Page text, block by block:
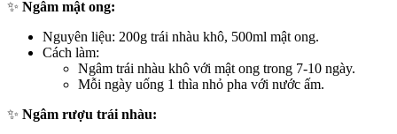
✨ Ngâm mật ong:
Nguyên liệu: 200g trái nhàu khô, 500ml mật ong.
Cách làm:
Ngâm trái nhàu khô với mật ong trong 7-10 ngày.
Mỗi ngày uống 1 thìa nhỏ pha với nước ấm.
✨ Ngâm rượu trái nhàu: